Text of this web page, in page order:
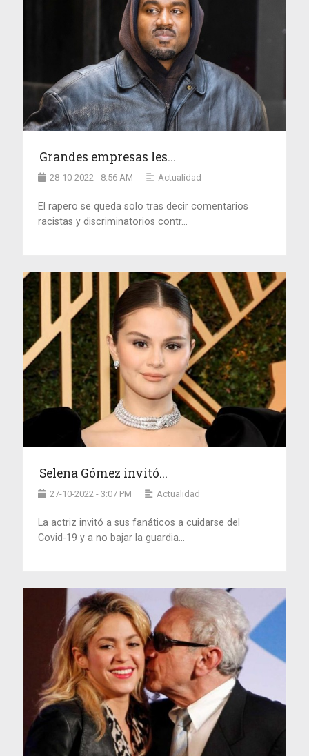
Grandes empresas les...
28-10-2022 - 8:56 AM Actualidad
El rapero se queda solo tras decir comentarios
racistas y discriminatorios contr...
Selena Gómez invitó...
27-10-2022 - 3:07 PM Actualidad
La actriz invitó a sus fanáticos a cuidarse del
Covid-19 y a no bajar la guardia...